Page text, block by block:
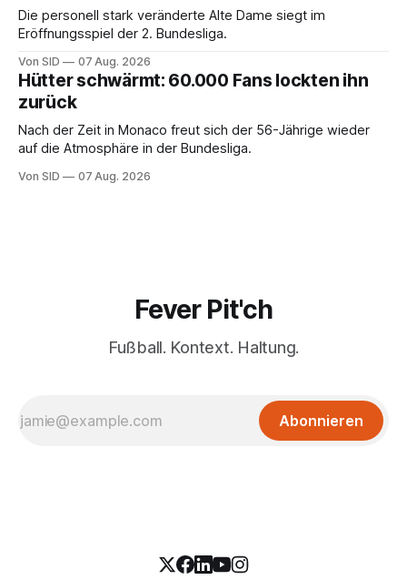
Die personell stark veränderte Alte Dame siegt im
Eröffnungsspiel der 2. Bundesliga.
Von SID 07 Aug. 2026
Hütter schwärmt: 60.000 Fans lockten ihn
zurück
Nach der Zeit in Monaco freut sich der 56-Jährige wieder
auf die Atmosphäre in der Bundesliga.
Von SID 07 Aug. 2026
Fever Pit'ch
Fußball. Kontext. Haltung.
Abonnieren